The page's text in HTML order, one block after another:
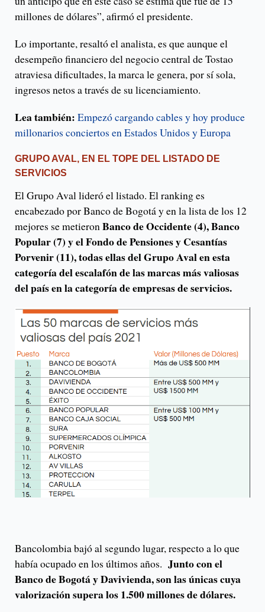
millones de dólares”, afirmó el presidente.
Lo importante, resaltó el analista, es que aunque el
desempeño financiero del negocio central de Tostao
atraviesa dificultades, la marca le genera, por sí sola,
ingresos netos a través de su licenciamiento.
Lea también: Empezó cargando cables y hoy produce
millonarios conciertos en Estados Unidos y Europa
GRUPO AVAL, EN EL TOPE DEL LISTADO DE
SERVICIOS
El Grupo Aval lideró el listado. El ranking es
encabezado por Banco de Bogotá y en la lista de los 12
mejores se metieron Banco de Occidente (4), Banco
Popular (7) y el Fondo de Pensiones y Cesantías
Porvenir (11), todas ellas del Grupo Aval en esta
categoría del escalafón de las marcas más valiosas
del país en la categoría de empresas de servicios.
Bancolombia bajó al segundo lugar, respecto a lo que
había ocupado en los últimos años. Junto con el
Banco de Bogotá y Davivienda, son las únicas cuya
valorización supera los 1.500 millones de dólares.